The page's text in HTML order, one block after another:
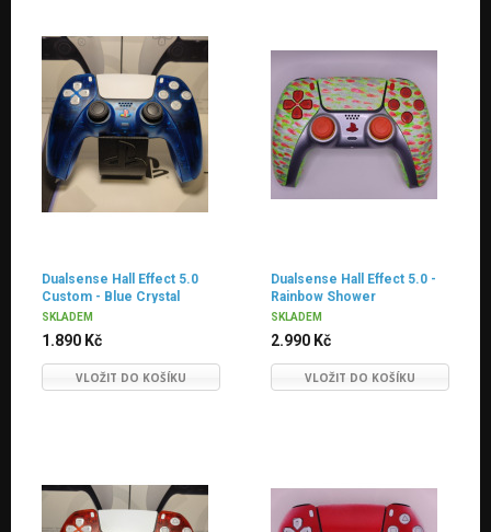
Dualsense Hall Effect 5.0
Custom - Blue Crystal
SKLADEM
1.890 Kč
VLOŽIT DO KOŠÍKU
Dualsense Hall Effect 5.0 -
Rainbow Shower
SKLADEM
2.990 Kč
VLOŽIT DO KOŠÍKU